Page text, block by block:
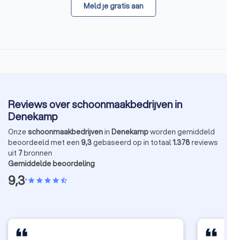
Meld je gratis aan
Reviews over schoonmaakbedrijven in
Denekamp
Onze schoonmaakbedrijvenin Denekampworden gemiddeld
beoordeeld met een 9,3gebaseerd op in totaal1.378reviews
uit 7bronnen
Gemiddelde beoordeling
9,3•starstarstarstarstar_half